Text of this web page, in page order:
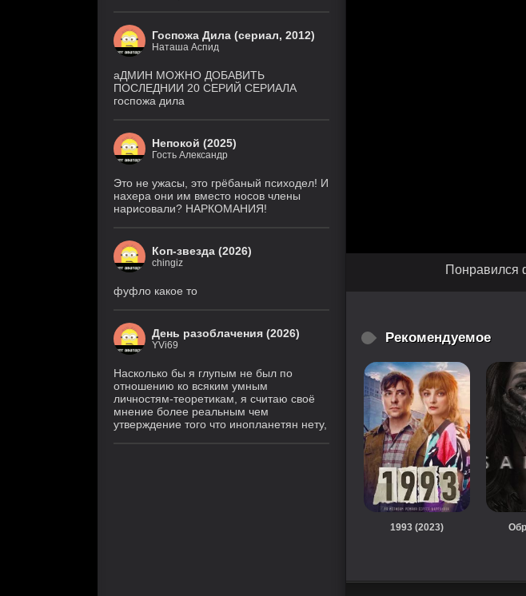
Понравился
Рекомендуемое
1993 (2023)
Госпожа Дила (сериал, 2012)
Наташа Аспид
аДМИН МОЖНО ДОБАВИТЬ
ПОСЛЕДНИИ 20 СЕРИЙ СЕРИАЛА
госпожа дила
Непокой (2025)
Гость Александр
Это не ужасы, это грёбаный психодел! И
нахера они им вместо носов члены
нарисовали? НАРКОМАНИЯ!
Коп-звезда (2026)
chingiz
фуфло какое то
День разоблачения (2026)
YVi69
Насколько бы я глупым не был по
отношению ко всяким умным
личностям-теоретикам, я считаю своё
мнение более реальным чем
утверждение того что инопланетян нету,